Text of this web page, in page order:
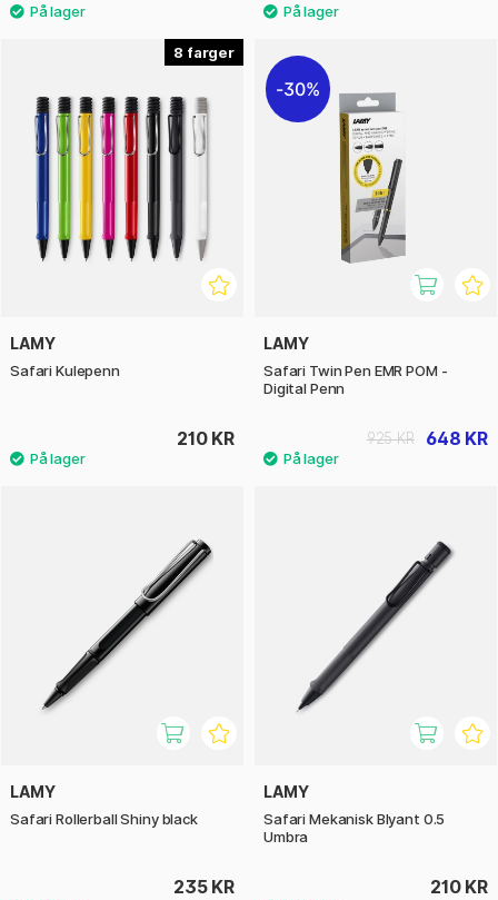
8
LAMY
Safari Kulepenn
210 KR
30%
LAMY
Safari Twin Pen EMR POM -
Digital Penn
648 KR
925 KR
LAMY
Safari Rollerball Shiny black
235 KR
LAMY
Safari Mekanisk Blyant 0.5
Umbra
210 KR